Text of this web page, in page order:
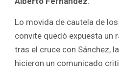
Lo movida de cautela de
convite quedó expuesta un
tras el cruce con Sánchez,
hicieron un comunicado